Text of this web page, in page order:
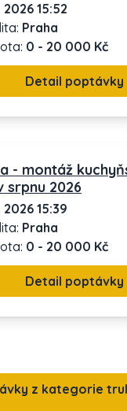
2026 15:52
Praha
0 - 20 000 Kč
Detail poptávky
- montáž
srpnu 2026
2026 15:39
Praha
0 - 20 000 Kč
Detail poptávky
z kategorie